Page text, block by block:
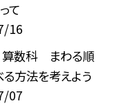
て
16
数科 まわる順
方法を考えよう
07